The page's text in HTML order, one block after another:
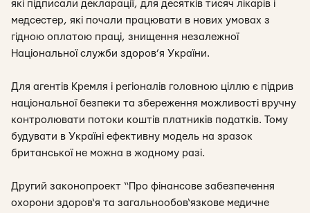
які підписали декларації, для десятків тисяч лікарів і
медсестер, які почали працювати в нових умовах з
гідною оплатою праці, знищення незалежної
Національної служби здоров’я України.
Для агентів Кремля і регіоналів головною ціллю є підрив
національної безпеки та збереження можливості вручну
контролювати потоки коштів платників податків. Тому
будувати в Україні ефективну модель на зразок
британської не можна в жодному разі.
Другий законопроект “Про фінансове забезпечення
охорони здоров‘я та загальнообов‘язкове медичне